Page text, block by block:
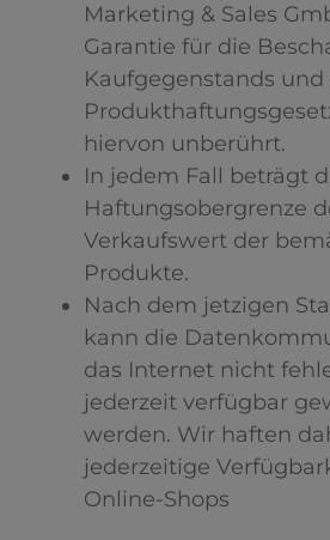
Marketing & Sales
Garantie für die
Kaufgegenstands und
hiervon unberührt.
In jedem Fall beträgt
Haftungsobergrenze
Verkaufswert der
Produkte.
Nach dem jetzigen
kann die
das Internet nicht
jederzeit verfügbar
werden. Wir haften
jederzeitige
Online-Shops